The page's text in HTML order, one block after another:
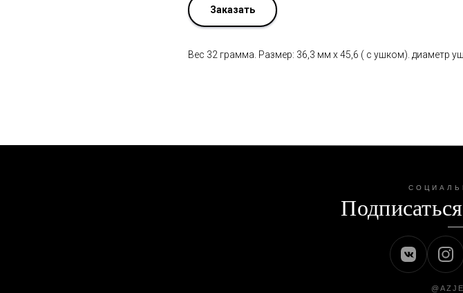
Заказать
Вес 32 грамма. Размер: 36,3 мм х 45,6 ( с ушком). диаметр